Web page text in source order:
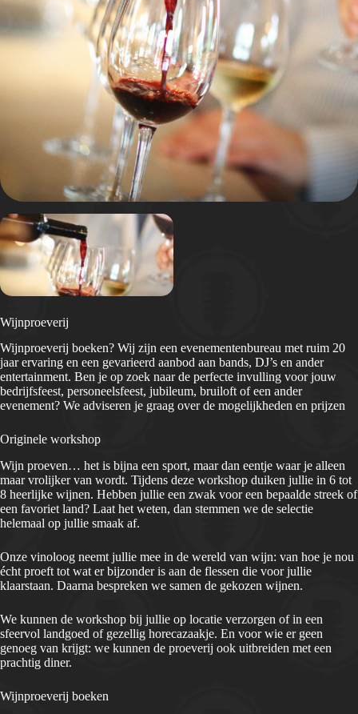
Wijnproeverij
Wijnproeverij boeken? Wij zijn een evenementenbureau met ruim 20
jaar ervaring en een gevarieerd aanbod aan bands, DJ’s en ander
entertainment. Ben je op zoek naar de perfecte invulling voor jouw
bedrijfsfeest, personeelsfeest, jubileum, bruiloft of een ander
evenement? We adviseren je graag over de mogelijkheden en prijzen
Originele workshop
Wijn proeven… het is bijna een sport, maar dan eentje waar je alleen
maar vrolijker van wordt. Tijdens deze workshop duiken jullie in 6 tot
8 heerlijke wijnen. Hebben jullie een zwak voor een bepaalde streek of
een favoriet land? Laat het weten, dan stemmen we de selectie
helemaal op jullie smaak af.
Onze vinoloog neemt jullie mee in de wereld van wijn: van hoe je nou
écht proeft tot wat er bijzonder is aan de flessen die voor jullie
klaarstaan. Daarna bespreken we samen de gekozen wijnen.
We kunnen de workshop bij jullie op locatie verzorgen of in een
sfeervol landgoed of gezellig horecazaakje. En voor wie er geen
genoeg van krijgt: we kunnen de proeverij ook uitbreiden met een
prachtig diner.
Wijnproeverij boeken